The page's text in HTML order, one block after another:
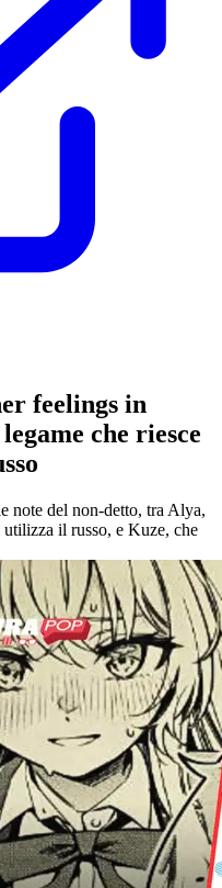
feelings in
che riesce
note del non-detto, tra Alya,
il russo, e Kuze, che